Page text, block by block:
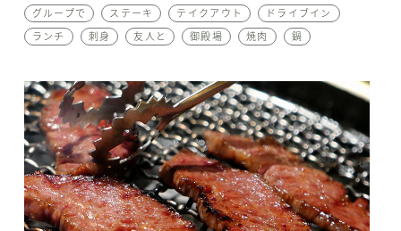
グループで ステーキ テイクアウト
ドライブイン
ランチ
刺身 友人と 御殿場 焼肉 鍋